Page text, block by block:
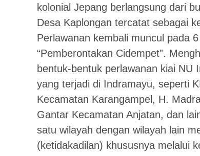
kolonial Jepang berlangsung dari
Desa Kaplongan tercatat sebagai
Perlawanan kembali muncul pada
“Pemberontakan Cidempet”.
bentuk-bentuk perlawanan kiai NU
yang terjadi di Indramayu, seperti
Kecamatan Karangampel, H.
Gantar Kecamatan Anjatan, dan
satu wilayah dengan wilayah lain
(ketidakadilan) khususnya melalui